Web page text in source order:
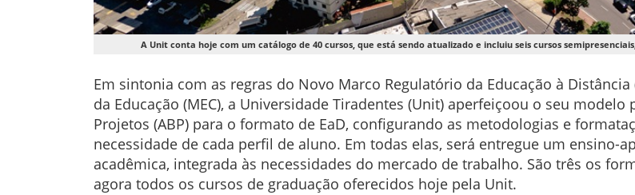
A Unit conta hoje com um catálogo de 40 cursos, que está sendo atualizado e incluiu seis cursos
Em sintonia com as regras do Novo Marco Regulatório da Educação à
da Educação (MEC), a Universidade Tiradentes (Unit) aperfeiçoou o seu
Projetos (ABP) para o formato de EaD, configurando as metodologias e
necessidade de cada perfil de aluno. Em todas elas, será entregue um ensino-
acadêmica, integrada às necessidades do mercado de trabalho. São três os
agora todos os cursos de graduação oferecidos hoje pela Unit.